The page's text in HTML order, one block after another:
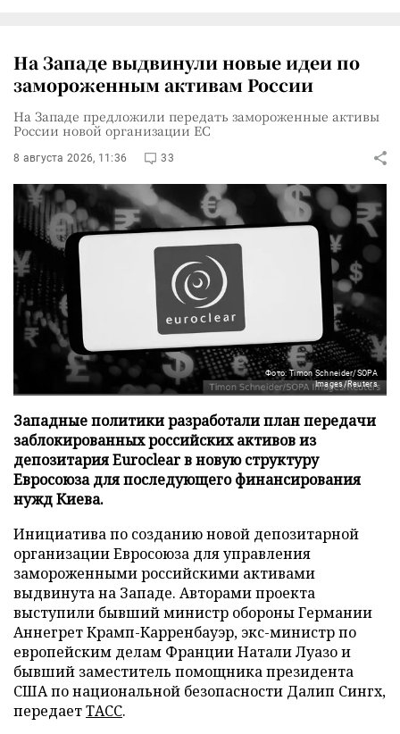
На Западе выдвинули новые идеи по
замороженным активам России
На Западе предложили передать замороженные активы
России новой организации ЕС
8 августа 2026, 11:36 33
Фото: Timon Schneider/SOPA
Images/Reuters
Западные политики разработали план передачи
заблокированных российских активов из
депозитария Euroclear в новую структуру
Евросоюза для последующего финансирования
нужд Киева.
Инициатива по созданию новой депозитарной
организации Евросоюза для управления
замороженными российскими активами
выдвинута на Западе. Авторами проекта
выступили бывший министр обороны Германии
Аннегрет Крамп-Карренбауэр, экс-министр по
европейским делам Франции Натали Луазо и
бывший заместитель помощника президента
США по национальной безопасности Далип Сингх,
передаетТАСС.